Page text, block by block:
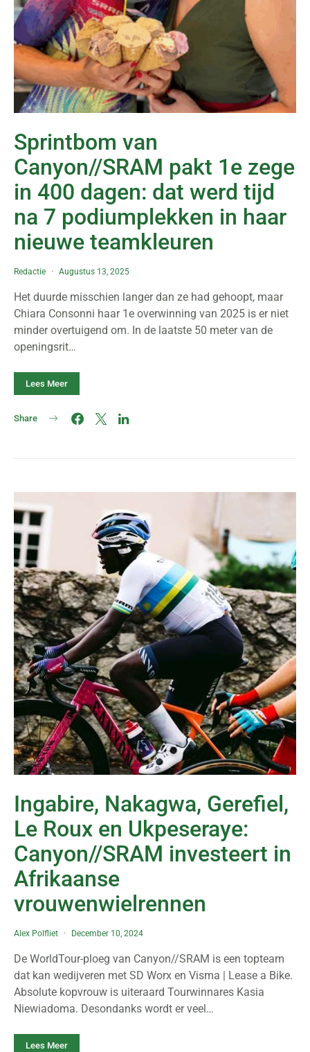
Sprintbom van
Canyon//SRAM pakt 1e zege
in 400 dagen: dat werd tijd
na 7 podiumplekken in haar
nieuwe teamkleuren
Redactie Augustus 13, 2025
Het duurde misschien langer dan ze had gehoopt, maar
Chiara Consonni haar 1e overwinning van 2025 is er niet
minder overtuigend om. In de laatste 50 meter van de
openingsrit…
Lees Meer
Share
Ingabire, Nakagwa, Gerefiel,
Le Roux en Ukpeseraye:
Canyon//SRAM investeert in
Afrikaanse
vrouwenwielrennen
Alex Polfliet December 10, 2024
De WorldTour-ploeg van Canyon//SRAM is een topteam
dat kan wedijveren met SD Worx en Visma | Lease a Bike.
Absolute kopvrouw is uiteraard Tourwinnares Kasia
Niewiadoma. Desondanks wordt er veel…
Lees Meer